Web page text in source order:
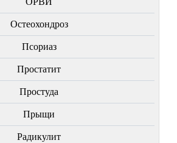
Остеохондроз
Пcориаз
Простатит
Простуда
Прыщи
Радикулит